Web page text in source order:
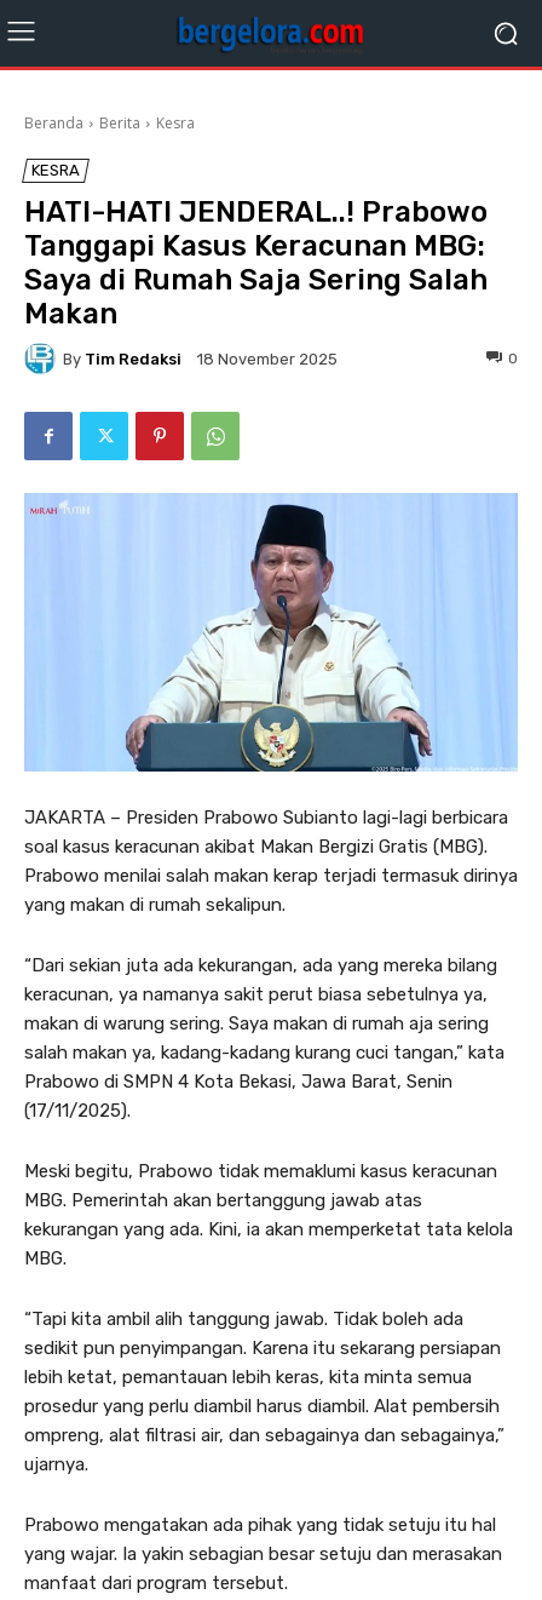
Beranda Berita Kesra
KESRA
HATI-HATI JENDERAL..! Prabowo
Tanggapi Kasus Keracunan MBG:
Saya di Rumah Saja Sering Salah
Makan
By Tim Redaksi 18 November 2025 0
JAKARTA – Presiden Prabowo Subianto lagi-lagi berbicara
soal kasus keracunan akibat Makan Bergizi Gratis (MBG).
Prabowo menilai salah makan kerap terjadi termasuk dirinya
yang makan di rumah sekalipun.
“Dari sekian juta ada kekurangan, ada yang mereka bilang
keracunan, ya namanya sakit perut biasa sebetulnya ya,
makan di warung sering. Saya makan di rumah aja sering
salah makan ya, kadang-kadang kurang cuci tangan,” kata
Prabowo di SMPN 4 Kota Bekasi, Jawa Barat, Senin
(17/11/2025).
Meski begitu, Prabowo tidak memaklumi kasus keracunan
MBG. Pemerintah akan bertanggung jawab atas
kekurangan yang ada. Kini, ia akan memperketat tata kelola
MBG.
“Tapi kita ambil alih tanggung jawab. Tidak boleh ada
sedikit pun penyimpangan. Karena itu sekarang persiapan
lebih ketat, pemantauan lebih keras, kita minta semua
prosedur yang perlu diambil harus diambil. Alat pembersih
ompreng, alat filtrasi air, dan sebagainya dan sebagainya,”
ujarnya.
Prabowo mengatakan ada pihak yang tidak setuju itu hal
yang wajar. Ia yakin sebagian besar setuju dan merasakan
manfaat dari program tersebut.